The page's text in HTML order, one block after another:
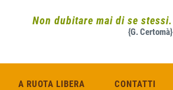
Non dubitare mai di se stessi.
{G. Certomà}
A RUOTA LIBERA CONTATTI